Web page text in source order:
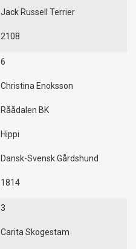
Jack Russell Terrier
2108
6
Christina Enoksson
Råådalen BK
Hippi
Dansk-Svensk Gårdshund
1814
3
Carita Skogestam